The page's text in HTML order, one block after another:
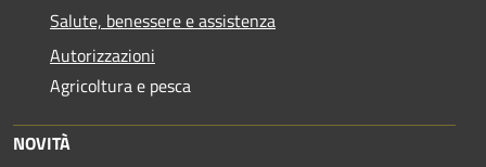
Salute, benessere e assistenza
Autorizzazioni
Agricoltura e pesca
NOVITÀ